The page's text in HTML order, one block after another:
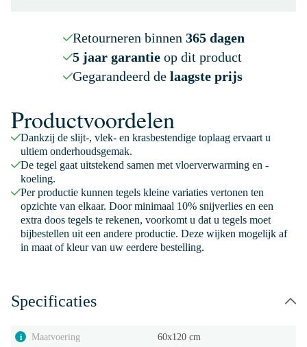
Retourneren binnen 365 dagen
5 jaar garantieop dit product
Gegarandeerd de laagste prijs
Productvoordelen
Dankzij de slijt-, vlek- en krasbestendige toplaag ervaart u
ultiem onderhoudsgemak.
De tegel gaat uitstekend samen met vloerverwarming en -
koeling.
Per productie kunnen tegels kleine variaties vertonen ten
opzichte van elkaar. Door minimaal 10% snijverlies en een
extra doos tegels te rekenen, voorkomt u dat u tegels moet
bijbestellen uit een andere productie. Deze wijken mogelijk af
in maat of kleur van uw eerdere bestelling.
Specificaties
i Maatvoering 60x120 cm